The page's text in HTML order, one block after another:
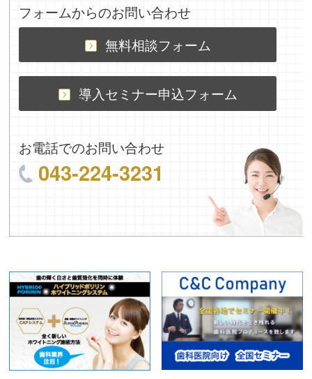
フォームからのお問い合わせ
無料相談フォーム
導入セミナー申込フォーム
お電話でのお問い合わせ
043-224-3231